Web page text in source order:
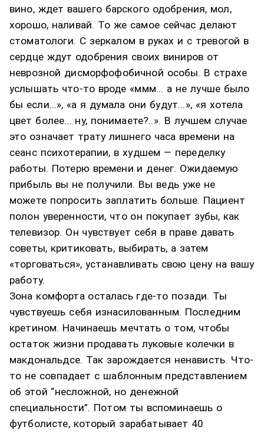
вино, ждет вашего барского одобрения, мол,
хорошо, наливай. То же самое сейчас делают
стоматологи. С зеркалом в руках и с тревогой в
сердце ждут одобрения своих виниров от
неврозной дисморфофобичной особы. В страхе
услышать что-то вроде «ммм... а не лучше было
бы если...», «а я думала они будут...», «я хотела
цвет более... ну, понимаете?..». В лучшем случае
это означает трату лишнего часа времени на
сеанс психотерапии, в худшем — переделку
работы. Потерю времени и денег. Ожидаемую
прибыль вы не получили. Вы ведь уже не
можете попросить заплатить больше. Пациент
полон уверенности, что он покупает зубы, как
телевизор. Он чувствует себя в праве давать
советы, критиковать, выбирать, а затем
«торговаться», устанавливать свою цену на вашу
работу.
Зона комфорта осталась где-то позади. Ты
чувствуешь себя изнасилованным. Последним
кретином. Начинаешь мечтать о том, чтобы
остаток жизни продавать луковые колечки в
макдональдсе. Так зарождается ненависть. Что-
то не совпадает с шаблонным представлением
об этой “несложной, но денежной
специальности”. Потом ты вспоминаешь о
футболисте, который зарабатывает 40